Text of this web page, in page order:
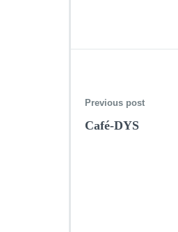
Previous post
Café-DYS